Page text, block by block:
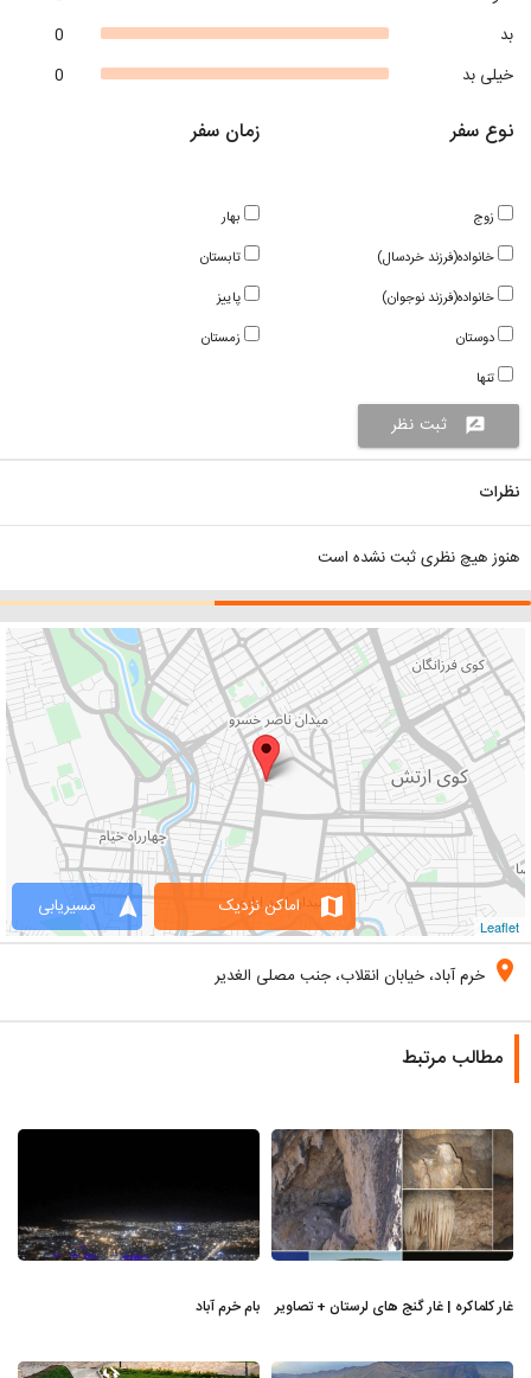
0
بد
0
خیلی بد
زمان سفر
بهار
تابستان
پاییز
زمستان
نوع سفر
زوج
خانواده(فرزند خردسال)
خانواده(فرزند نوجوان)
دوستان
تنها
rate_review ثبت نظر
نظرات
هنوز هیچ نظری ثبت نشده است
Leaflet
navigation مسیریابی map اماکن نزدیک
location_on خرم آباد، خیابان انقلاب، جنب مصلی الغدیر
مطالب مرتبط
غار کلماکره | غار گنج های لرستان + تصاویر بام خرم آباد